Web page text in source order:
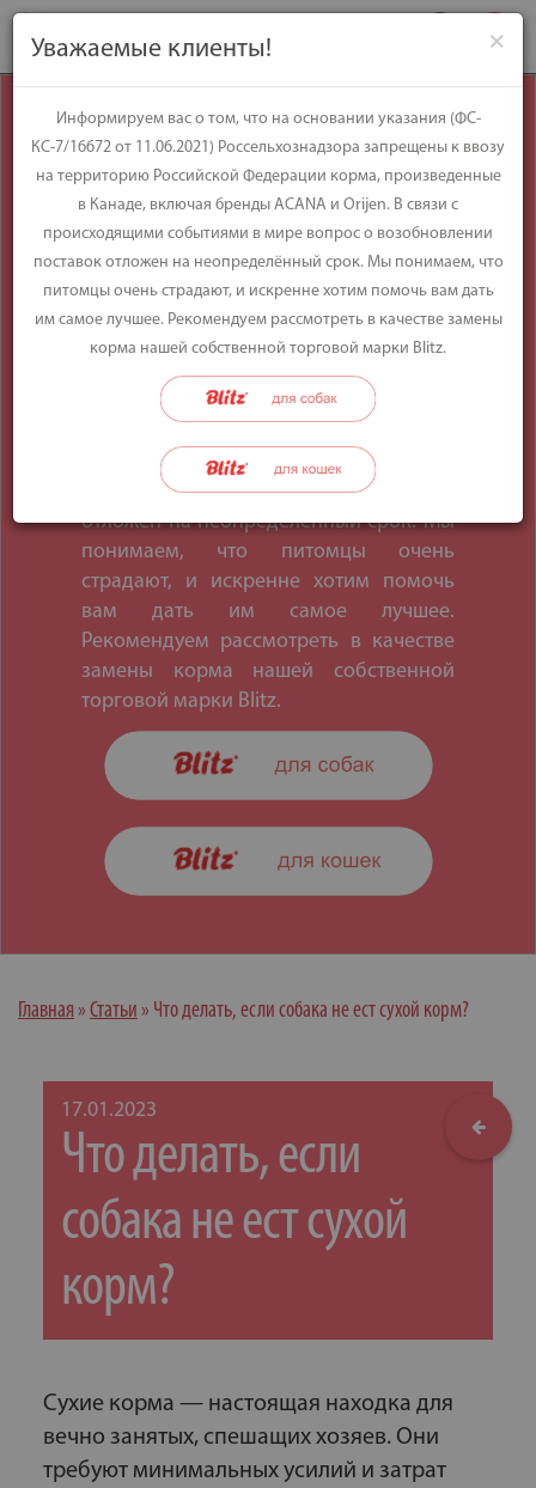
Уважаемые
клиенты!
Информируем вас о том, что на
основании указания (ФС-КС-7/16672 от
11.06.2021) Россельхознадзора
запрещены к ввозу на территорию
Российской Федерации корма,
произведенные в Канаде, включая
происходящими событиями в мире
вопрос о возобновлении поставок
отложен на неопределённый срок. Мы
понимаем, что питомцы очень
страдают, и искренне хотим помочь
вам дать им самое лучшее.
Рекомендуем рассмотреть в качестве
замены корма нашей собственной
торговой марки Blitz.
Главная » Статьи » Что делать, если собака не ест сухой корм?
17.01.2023
Что делать, если
собака не ест сухой
корм?
Сухие корма — настоящая находка для
вечно занятых, спешащих хозяев. Они
требуют минимальных усилий и затрат
×
Уважаемые клиенты!
Информируем вас о том, что на основании указания (ФС-
КС-7/16672 от 11.06.2021) Россельхознадзора запрещены к ввозу
на территорию Российской Федерации корма, произведенные
в Канаде, включая бренды ACANA и Orijen. В связи с
происходящими событиями в мире вопрос о возобновлении
поставок отложен на неопределённый срок. Мы понимаем, что
питомцы очень страдают, и искренне хотим помочь вам дать
им самое лучшее. Рекомендуем рассмотреть в качестве замены
корма нашей собственной торговой марки Blitz.